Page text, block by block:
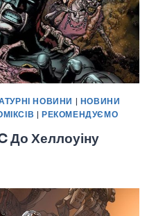
НОВИНИ | НОВИНИ
|РЕКОМЕНДУЄМО
До Хеллоуіну